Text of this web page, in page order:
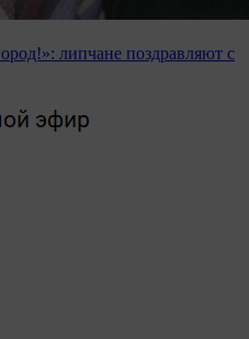
липчане поздравляют с